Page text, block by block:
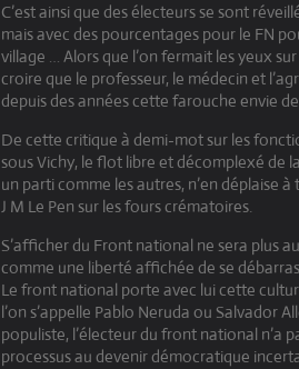
C’est ainsi que des électeurs se sont
mais avec des pourcentages pour le FN
village … Alors que l’on fermait les yeux
croire que le professeur, le médecin et
depuis des années cette farouche envie
De cette critique à demi-mot sur les
sous Vichy, le flot libre et décomplexé de
un parti comme les autres, n’en déplaise
J M Le Pen sur les fours crématoires.
S’afficher du Front national ne sera plus
comme une liberté affichée de se
Le front national porte avec lui cette
l’on s’appelle Pablo Neruda ou Salvador
populiste, l’électeur du front national n’a
processus au devenir démocratique